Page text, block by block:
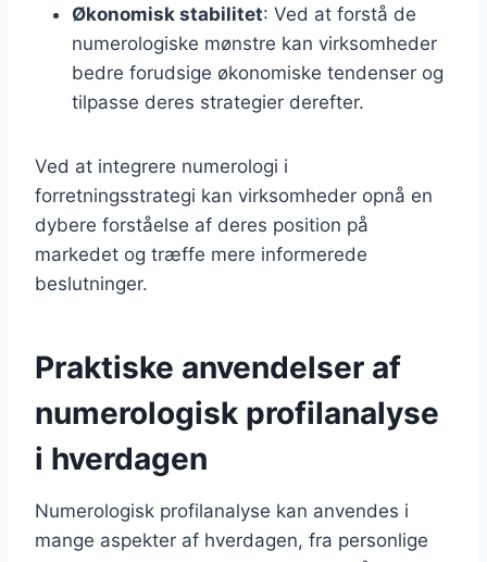
Økonomisk stabilitet: Ved at forstå de
numerologiske mønstre kan virksomheder
bedre forudsige økonomiske tendenser og
tilpasse deres strategier derefter.
Ved at integrere numerologi i
forretningsstrategi kan virksomheder opnå en
dybere forståelse af deres position på
markedet og træffe mere informerede
beslutninger.
Praktiske anvendelser af
numerologisk profilanalyse
i hverdagen
Numerologisk profilanalyse kan anvendes i
mange aspekter af hverdagen, fra personlige